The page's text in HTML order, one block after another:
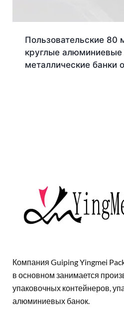
Пользовательские 80
круглые алюминиевые
металлические банки
Компания Guiping Yingmei
в основном занимается
упаковочных контейнеров,
алюминиевых банок.